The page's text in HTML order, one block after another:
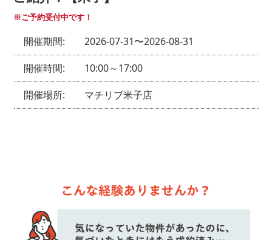
※ご予約受付中です！
開催期間:
2026-07-31〜2026-08-31
開催時間:
10:00～17:00
開催場所:
マチリブ米子店
ご紹介
ご紹介者様のお名前をご記入ください
その他
何ですか?１つお答えください。